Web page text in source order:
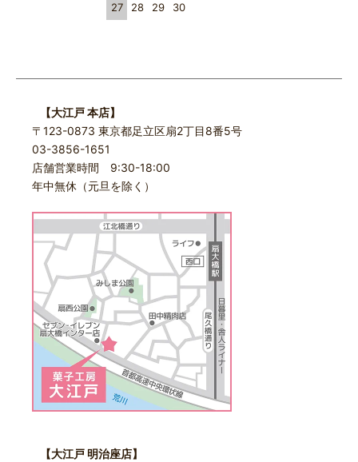
27
28 29 30
【大江戸 本店】
〒123-0873 東京都足立区扇2丁目8番5号
03-3856-1651
店舗営業時間 9:30-18:00
年中無休（元旦を除く）
【大江戸 明治座店】